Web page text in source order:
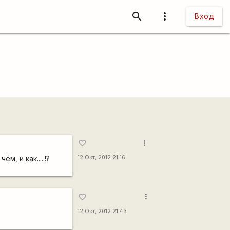
more_vert Вход
search
и как.....!?
favorite_border
12 Окт, 2012 21:16
more_vert
favorite_border
12 Окт, 2012 21:43
more_vert